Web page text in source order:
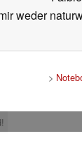
weder
>